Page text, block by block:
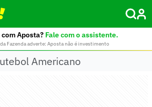
Aposta? Fale com o assistente.
Fazenda adverte: Aposta não é investimento
Americano